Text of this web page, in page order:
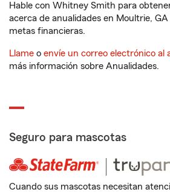
Hable con Whitney Smith para
acerca de anualidades en Moultrie,
metas financieras.
Llame o envíe un correo electrónico al
más información sobre Anualidades.
Seguro para mascotas
Cuando sus mascotas necesitan